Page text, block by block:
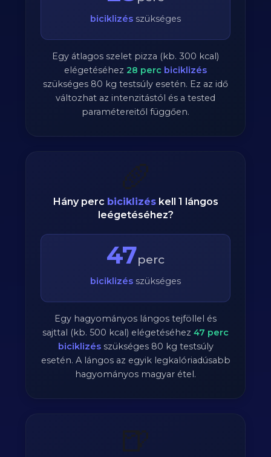
biciklizés szükséges
Egy átlagos szelet pizza (kb. 300 kcal)
elégetéséhez 28 perc biciklizés
szükséges 80 kg testsúly esetén. Ez az idő
változhat az intenzitástól és a tested
paramétereitől függően.
🥖
Hány perc biciklizéskell 1 lángos
leégetéséhez?
47perc
biciklizés szükséges
Egy hagyományos lángos tejföllel és
sajttal (kb. 500 kcal) elégetéséhez 47 perc
biciklizésszükséges 80 kg testsúly
esetén. A lángos az egyik legkalóriadúsabb
hagyományos magyar étel.
🍺